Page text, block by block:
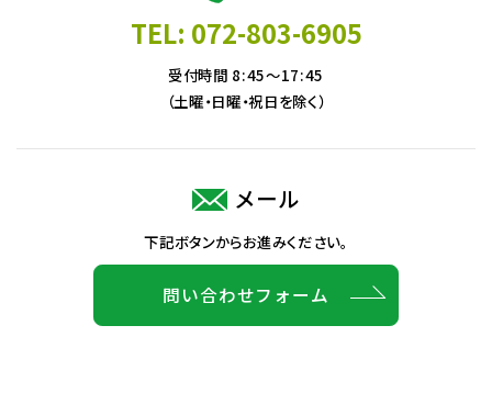
TEL: 072-803-6905
受付時間 8:45～17:45
（土曜・日曜・祝日を除く）
メール
下記ボタンからお進みください。
問い合わせフォーム